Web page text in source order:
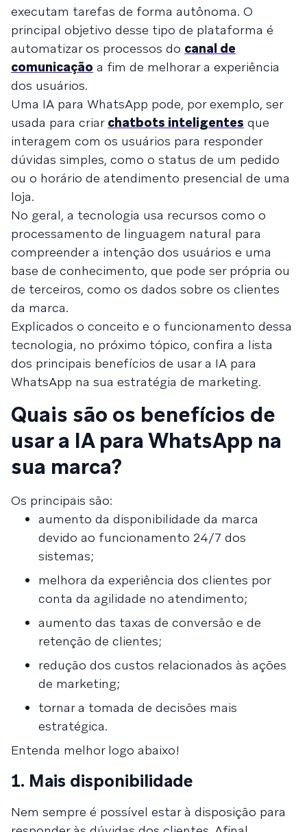
executam tarefas de forma autônoma. O
principal objetivo desse tipo de plataforma é
automatizar os processos do canal de
comunicação a fim de melhorar a experiência
dos usuários.
Uma IA para WhatsApp pode, por exemplo, ser
usada para criar chatbots inteligentes que
interagem com os usuários para responder
dúvidas simples, como o status de um pedido
ou o horário de atendimento presencial de uma
loja.
No geral, a tecnologia usa recursos como o
processamento de linguagem natural para
compreender a intenção dos usuários e uma
base de conhecimento, que pode ser própria ou
de terceiros, como os dados sobre os clientes
da marca.
Explicados o conceito e o funcionamento dessa
tecnologia, no próximo tópico, confira a lista
dos principais benefícios de usar a IA para
WhatsApp na sua estratégia de marketing.
Quais são os benefícios de
usar a IA para WhatsApp na
sua marca?
Os principais são:
aumento da disponibilidade da marca
devido ao funcionamento 24/7 dos
sistemas;
melhora da experiência dos clientes por
conta da agilidade no atendimento;
aumento das taxas de conversão e de
retenção de clientes;
redução dos custos relacionados às ações
de marketing;
tornar a tomada de decisões mais
estratégica.
Entenda melhor logo abaixo!
1. Mais disponibilidade
Nem sempre é possível estar à disposição para